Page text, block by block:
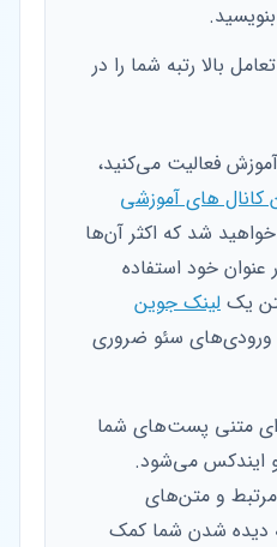
تعامل بالا رتبه شما را در
فعالیت می‌کنید،
کانال های آموزشی
خواهید شد که اکثر آن‌ها
عنوان خود استفاده
یک لینک جوین
ورودی‌های سئو ضروری
متنی پست‌های شما
ایندکس می‌شود.
و متن‌های
دیده شدن شما کمک